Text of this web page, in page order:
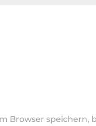
Browser speichern,